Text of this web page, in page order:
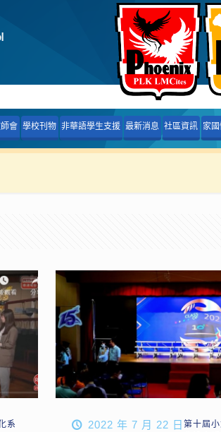
會 學校刊物 非華語學生支援 最新消息 社區資訊 家
系
2022 年 7 月 22 日第十屆